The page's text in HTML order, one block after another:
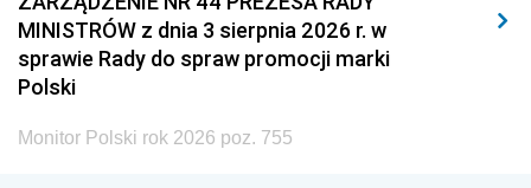
2008 2007 2006
2005
MINISTRÓW z dnia 3 sierpnia 2026 r. w
sprawie Rady do spraw promocji marki
Polski
Monitor Polski rok 2026 poz. 755